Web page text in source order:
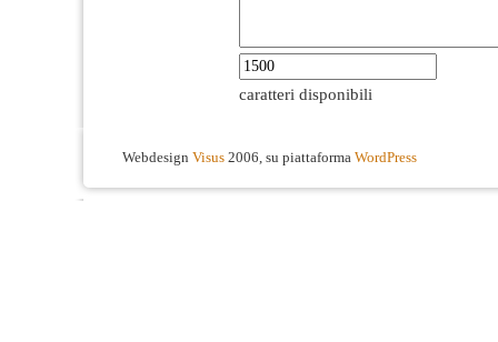
caratteri disponibili
Webdesign Visus 2006, su piattaforma WordPress